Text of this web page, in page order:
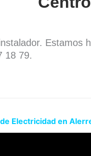
Estamos
18 79.
Electricidad en